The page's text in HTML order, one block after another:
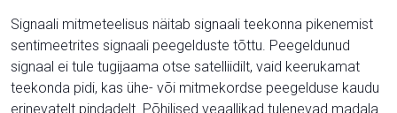
Signaali mitmeteelisus näitab signaali teekonna pikenemist
sentimeetrites signaali peegelduste tõttu. Peegeldunud
signaal ei tule tugijaama otse satelliidilt, vaid keerukamat
teekonda pidi, kas ühe- või mitmekordse peegelduse kaudu
erinevatelt pindadelt. Põhilised veaallikad tulenevad madala